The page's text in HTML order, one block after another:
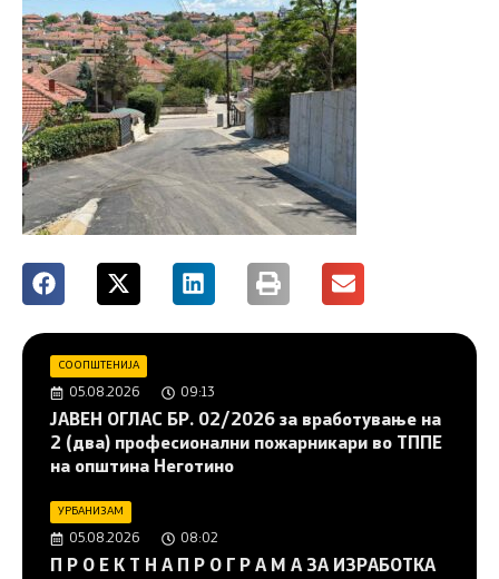
СООПШТЕНИЈА
05.08.2026 09:13
JAВЕН ОГЛАС БР. 02/2026 за вработување на
2 (два) професионални пожарникари во ТППЕ
на општина Неготино
УРБАНИЗАМ
05.08.2026 08:02
П Р О Е К Т Н А П Р О Г Р А М А ЗА ИЗРАБОТКА